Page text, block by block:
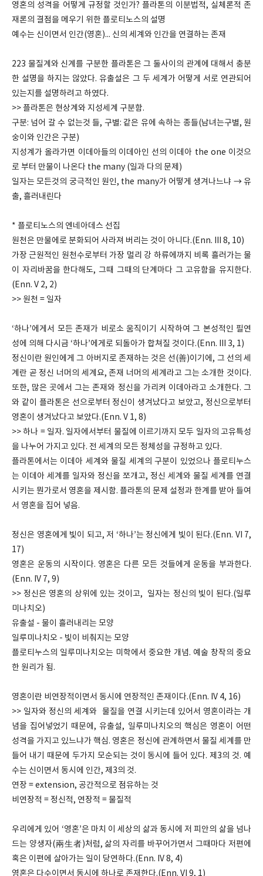
영혼의 성격을 어떻게 규정할 것인가? 플라톤의 이분법적, 실체론적 존
재론의 결점을 메우기 위한 플로티노스의 설명
예수는 신이면서 인간(영혼)... 신의 세계와 인간을 연결하는 존재
223 물질계와 신계를 구분한 플라톤은 그 둘사이의 관계에 대해서 충분
한 설명을 하지는 않았다. 유출설은 그 두 세계가 어떻게 서로 연관되어
있는지를 설명하려고 하였다.
>> 플라톤은 현상계와 지성세계 구분함.
구분: 넘어 갈 수 없는것 들, 구별: 같은 유에 속하는 종들(남녀는구별, 원
숭이와 인간은 구분)
지성계가 올라가면 이데아들의 이데아인 선의 이데아 the one 이것으
로 부터 만물이 나온다 the many (일과 다의 문제)
일자는 모든것의 궁극적인 원인, the many가 어떻게 생겨나느냐 → 유
출, 흘러내린다
* 플로티노스의 엔네아데스 선집
원천은 만물에로 분화되어 사라져 버리는 것이 아니다.(Enn. III 8, 10)
가장 근원적인 원천수로부터 가장 멀리 강 하류에까지 비록 흘러가는 물
이 자리바꿈을 한다해도, 그때 그때의 단계마다 그 고유함을 유지한다.
(Enn. V 2, 2)
>> 원천 = 일자
‘하나’에게서 모든 존재가 비로소 움직이기 시작하여 그 본성적인 필연
성에 의해 다시금 ‘하나’에게로 되돌아가 합쳐질 것이다.(Enn. III 3, 1)
정신이란 원인에게 그 아버지로 존재하는 것은 선(善)이기에, 그 선의 세
계란 곧 정신 너머의 세계요, 존재 너머의 세계라고 그는 소개한 것이다.
또한, 많은 곳에서 그는 존재와 정신을 가리켜 이데아라고 소개한다. 그
와 같이 플라톤은 선으로부터 정신이 생겨났다고 보았고, 정신으로부터
영혼이 생겨났다고 보았다.(Enn. V 1, 8)
>> 하나 = 일자. 일자에서부터 물질에 이르기까지 모두 일자의 고유특성
을 나누어 가지고 있다. 전 세계의 모든 정체성을 규정하고 있다.
플라톤에서는 이데아 세계와 물질 세계의 구분이 있었으나 플로티누스
는 이데아 세계를 일자와 정신을 쪼개고, 정신 세계와 물질 세계를 연결
시키는 뭔가로서 영혼을 제시함. 플라톤의 문제 설정과 한계를 받아 들여
서 영혼을 집어 넣음.
정신은 영혼에게 빛이 되고, 저 ‘하나’는 정신에게 빛이 된다.(Enn. VI 7,
17)
영혼은 운동의 시작이다. 영혼은 다른 모든 것들에게 운동을 부과한다.
(Enn. IV 7, 9)
>> 정신은 영혼의 상위에 있는 것이고, 일자는 정신의 빛이 된다.(일루
미나치오)
유출설 - 물이 흘러내리는 모양
일루미나치오 - 빛이 비춰지는 모양
플로티누스의 일루미나치오는 미학에서 중요한 개념. 예술 창작의 중요
한 원리가 됨.
영혼이란 비연장적이면서 동시에 연장적인 존재이다.(Enn. IV 4, 16)
>> 일자와 정신의 세계와 물질을 연결 시키는데 있어서 영혼이라는 개
념을 집어넣었기 때문에, 유출설, 일루미나치오의 핵심은 영혼이 어떤
성격을 가지고 있느냐가 핵심. 영혼은 정신에 관계하면서 물질 세계를 만
들어 내기 때문에 두가지 모순되는 것이 동시에 들어 있다. 제3의 것. 예
수는 신이면서 동시에 인간, 제3의 것.
연장 = extension, 공간적으로 점유하는 것
비연장적 = 정신적, 연장적 = 물질적
우리에게 있어 ‘영혼’은 마치 이 세상의 삶과 동시에 저 피안의 삶을 넘나
드는 양생자(兩生者)처럼, 삶의 자리를 바꾸어가면서 그때마다 저편에
혹은 이편에 살아가는 일이 당연하다.(Enn. IV 8, 4)
영혼은 다수이면서 동시에 하나로 존재한다.(Enn. VI 9, 1)